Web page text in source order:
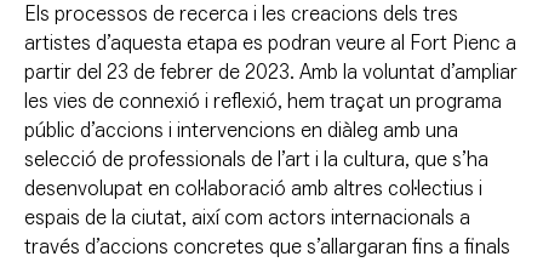
Els processos de recerca i les creacions dels tres
artistes d’aquesta etapa es podran veure al Fort Pienc a
partir del 23 de febrer de 2023. Amb la voluntat d’ampliar
les vies de connexió i reflexió, hem traçat un programa
públic d’accions i intervencions en diàleg amb una
selecció de professionals de l’art i la cultura, que s’ha
desenvolupat en col·laboració amb altres col·lectius i
espais de la ciutat, així com actors internacionals a
través d’accions concretes que s’allargaran fins a finals